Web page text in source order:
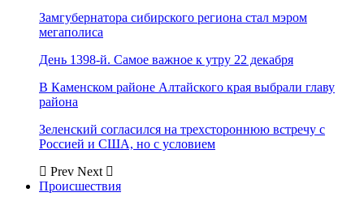
Замгубернатора сибирского региона стал мэром
мегаполиса
День 1398-й. Самое важное к утру 22 декабря
В Каменском районе Алтайского края выбрали главу
района
Зеленский согласился на трехстороннюю встречу с
Россией и США, но с условием
Prev Next
Происшествия